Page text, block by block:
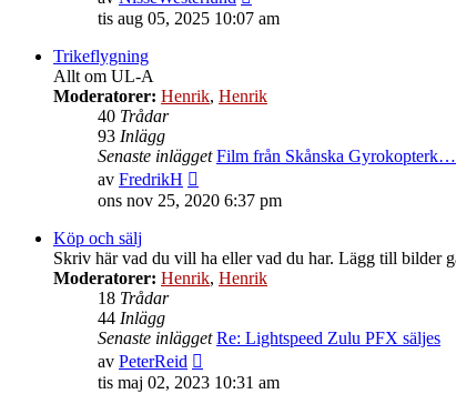
till
tis aug 05, 2025 10:07 am
Trikeflygning
Allt om UL-A
Moderatorer: Henrik, Henrik
40 Trådar
93 Inlägg
Senaste inlägget Film från Skånska Gyrokopterk…
av FredrikH
till
inlägget
ons nov 25, 2020 6:37 pm
Köp och sälj
Skriv här vad du vill ha eller vad du har. Lägg till bilder
Moderatorer: Henrik, Henrik
18 Trådar
44 Inlägg
Senaste inlägget Re: Lightspeed Zulu PFX säljes
av PeterReid
till
tis maj 02, 2023 10:31 am